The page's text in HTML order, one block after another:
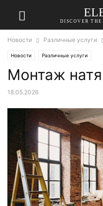
DISCOVER
Новости Различные услуги
Новости Различные услуги
Монтаж
18.05.2026